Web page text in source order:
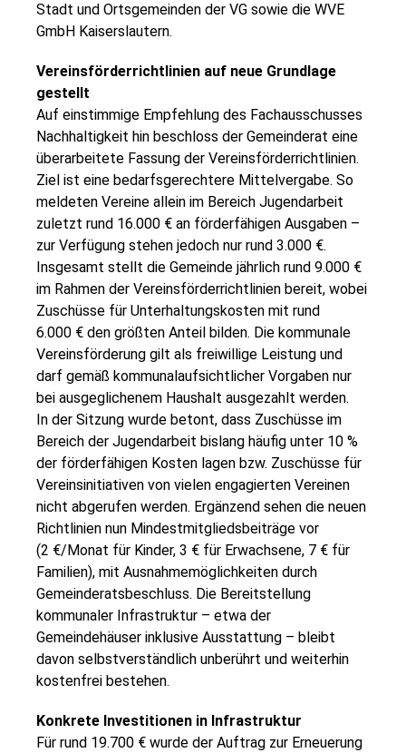
Stadt und Ortsgemeinden der VG sowie die WVE
GmbH Kaiserslautern.
Vereinsförderrichtlinien auf neue Grundlage
gestellt
Auf einstimmige Empfehlung des Fachausschusses
Nachhaltigkeit hin beschloss der Gemeinderat eine
überarbeitete Fassung der Vereinsförderrichtlinien.
Ziel ist eine bedarfsgerechtere Mittelvergabe. So
meldeten Vereine allein im Bereich Jugendarbeit
zuletzt rund 16.000 € an förderfähigen Ausgaben –
zur Verfügung stehen jedoch nur rund 3.000 €.
Insgesamt stellt die Gemeinde jährlich rund 9.000 €
im Rahmen der Vereinsförderrichtlinien bereit, wobei
Zuschüsse für Unterhaltungskosten mit rund
6.000 € den größten Anteil bilden. Die kommunale
Vereinsförderung gilt als freiwillige Leistung und
darf gemäß kommunalaufsichtlicher Vorgaben nur
bei ausgeglichenem Haushalt ausgezahlt werden.
In der Sitzung wurde betont, dass Zuschüsse im
Bereich der Jugendarbeit bislang häufig unter 10 %
der förderfähigen Kosten lagen bzw. Zuschüsse für
Vereinsinitiativen von vielen engagierten Vereinen
nicht abgerufen werden. Ergänzend sehen die neuen
Richtlinien nun Mindestmitgliedsbeiträge vor
(2 €/Monat für Kinder, 3 € für Erwachsene, 7 € für
Familien), mit Ausnahmemöglichkeiten durch
Gemeinderatsbeschluss. Die Bereitstellung
kommunaler Infrastruktur – etwa der
Gemeindehäuser inklusive Ausstattung – bleibt
davon selbstverständlich unberührt und weiterhin
kostenfrei bestehen.
Konkrete Investitionen in Infrastruktur
Für rund 19.700 € wurde der Auftrag zur Erneuerung